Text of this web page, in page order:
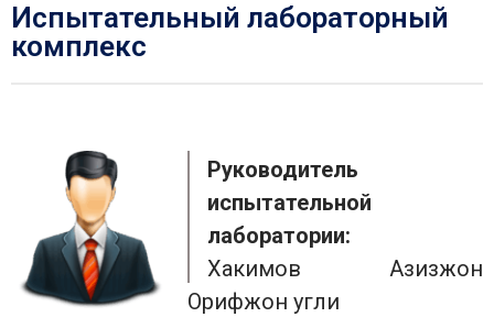
Испытательный лабораторный
комплекс
Руководитель
испытательной
лаборатории:
Хакимов Азизжон
Орифжон угли